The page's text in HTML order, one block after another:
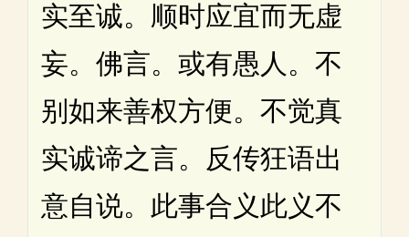
实至诚。顺时应宜而无虚
妄。佛言。或有愚人。不
别如来善权方便。不觉真
实诚谛之言。反传狂语出
意自说。此事合义此义不